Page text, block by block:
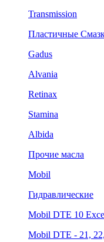
Transmission
Пластичные
Gadus
Alvania
Retinax
Stamina
Albida
Прочие масла
Mobil
Гидравлические
Mobil DTE 10
Mobil DTE - 21,